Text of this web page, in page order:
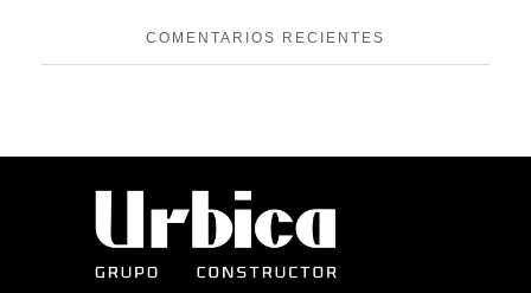
COMENTARIOS RECIENTES